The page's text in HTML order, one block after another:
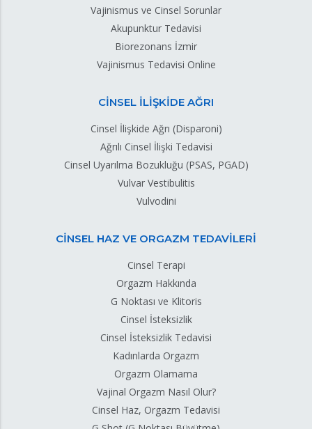
Vajinismus ve Cinsel Sorunlar
Akupunktur Tedavisi
Biorezonans İzmir
Vajinismus Tedavisi Online
CİNSEL İLİŞKİDE AĞRI
Cinsel İlişkide Ağrı (Disparoni)
Ağrılı Cinsel İlişki Tedavisi
Cinsel Uyarılma Bozukluğu (PSAS, PGAD)
Vulvar Vestibulitis
Vulvodini
CİNSEL HAZ VE ORGAZM TEDAVİLERİ
Cinsel Terapi
Orgazm Hakkında
G Noktası ve Klitoris
Cinsel İsteksizlik
Cinsel İsteksizlik Tedavisi
Kadınlarda Orgazm
Orgazm Olamama
Vajinal Orgazm Nasıl Olur?
Cinsel Haz, Orgazm Tedavisi